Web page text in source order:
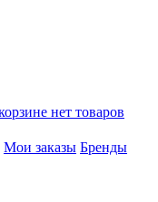
нет товаров
Мои заказы Бренды